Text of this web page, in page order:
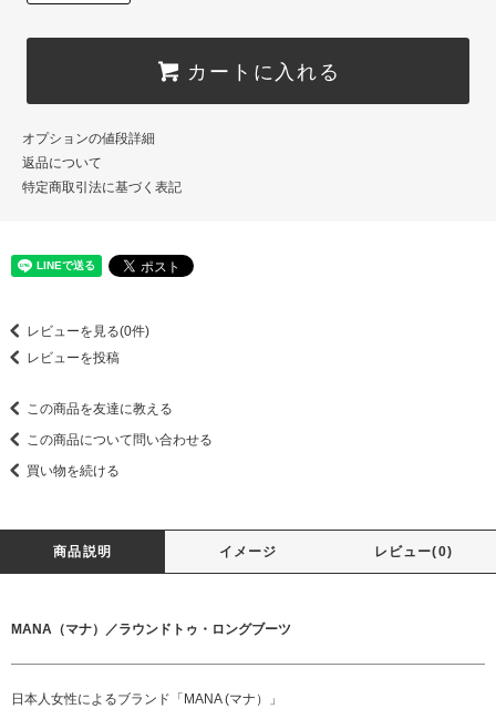
カートに入れる
オプションの値段詳細
返品について
特定商取引法に基づく表記
レビューを見る(0件)
レビューを投稿
この商品を友達に教える
この商品について問い合わせる
買い物を続ける
商品説明 イメージ レビュー(0)
MANA（マナ）／ラウンドトゥ・ロングブーツ
日本人女性によるブランド「MANA (マナ）」